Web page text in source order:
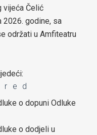
vijeća Čelić
2026. godine, sa
održati u Amfiteatru
e d
o dopuni Odluke
o dodjeli u
poslove
Čelić